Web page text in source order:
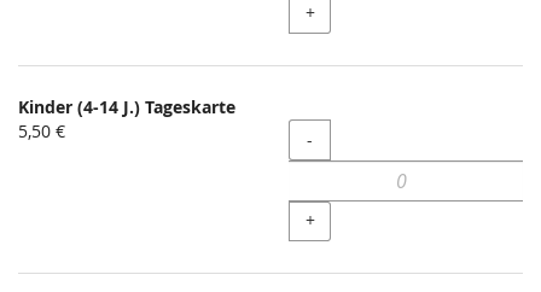
+
Kinder (4-14 J.) Tageskarte
5,50 €
Menge
-
+